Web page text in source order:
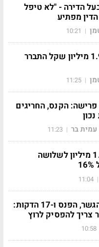
הדירה - "לא טיפל
מפתיע
|
10:21
חוב מזונות של 1.9 מיליון שקל התברר
|
11:25
פרישה: הקנס, החריגים
עמית בר |
11:23
רמת הנשיא: 1.75 מיליון לשלושה
|
11:04
חידה מתמטית: הגשר, הפנס ו-17 הדקות:
צריך להפסיק לרוץ
10:58